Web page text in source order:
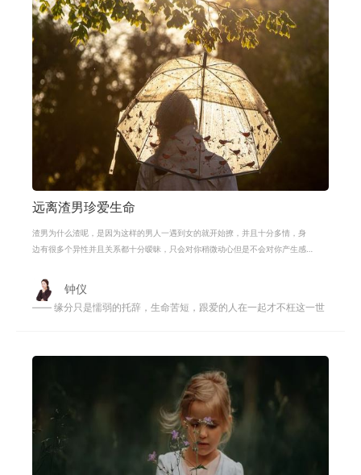
远离渣男珍爱生命
渣男为什么渣呢，是因为这样的男人一遇到女的就开始撩，并且十分多情，身
边有很多个异性并且关系都十分暧昧，只会对你稍微动心但是不会对你产生感
钟仪
—— 缘分只是懦弱的托辞，生命苦短，跟爱的人在一起才不枉这一世